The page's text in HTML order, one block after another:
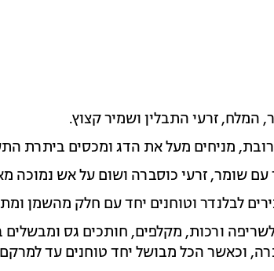
זרעי התבלין ושמיר קצוץ.
מניחים מעל את הדג ומכסים ביתרת
שומר, זרעי כוסברה ושום על אש נמוכה
לבלנדר וטוחנים יחד עם חלק מהשמן
ורכות, מקלפים, חותכים גס
וכאשר הכל מבושל יחד טוחנים עד